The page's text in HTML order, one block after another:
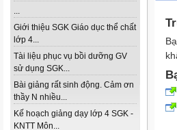
...
Giới thiệu SGK Giáo dục thể chất
lớp 4...
Tài liệu phục vụ bồi dưỡng GV
sử dụng SGK...
Bài giảng rất sinh động. Cảm ơn
thầy N nhiều...
Kế hoạch giảng dạy lớp 4 SGK -
KNTT Môn...